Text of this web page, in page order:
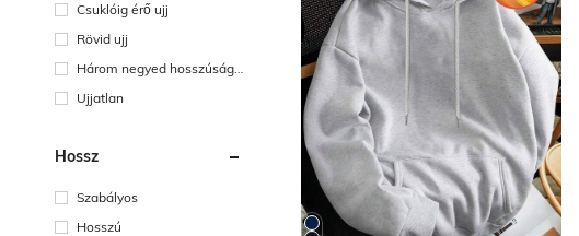
Csuklóig érő ujj
Rövid ujj
Három negyed hosszúságú
Ujjatlan
Hossz
Szabályos
Hosszú